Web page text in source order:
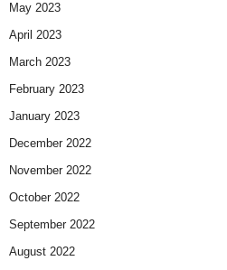
May 2023
April 2023
March 2023
February 2023
January 2023
December 2022
November 2022
October 2022
September 2022
August 2022